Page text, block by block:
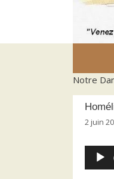
Notre
2 juin
Lecteur
audio